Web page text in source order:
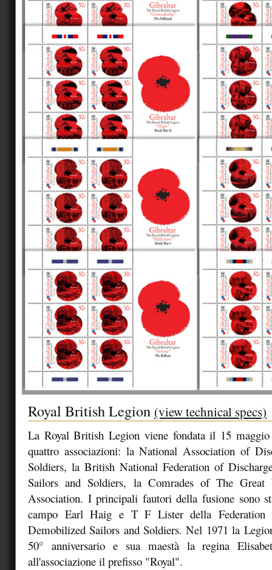
Royal British Legion (view technical specs)
La Royal British Legion viene fondata il 15
quattro associazioni: la National Association of
Soldiers, la British National Federation of
Sailors and Soldiers, la Comrades of The
Association. I principali fautori della fusione sono
campo Earl Haig e T F Lister della Federation
Demobilized Sailors and Soldiers. Nel 1971 la
50° anniversario e sua maestà la regina
all'associazione il prefisso "Royal".